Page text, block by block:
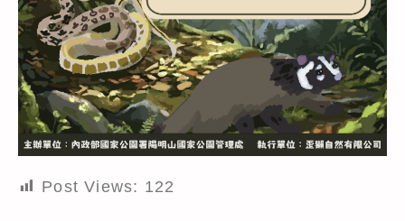
Post Views: 122